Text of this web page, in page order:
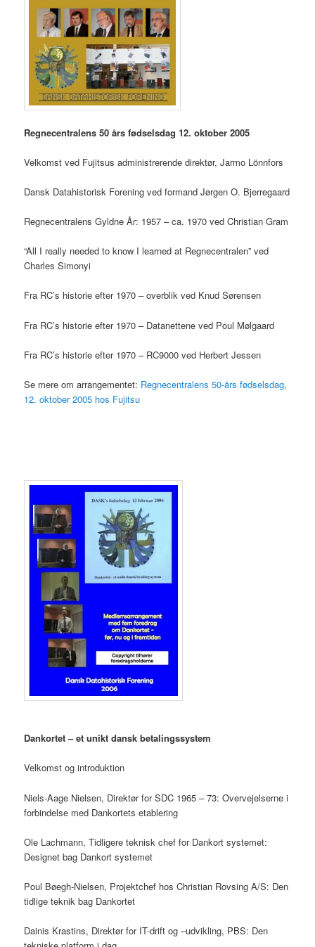
Regnecentralens 50 års fødselsdag 12. oktober 2005
Velkomst ved Fujitsus administrerende direktør, Jarmo Lönnfors
Dansk Datahistorisk Forening ved formand Jørgen O. Bjerregaard
Regnecentralens Gyldne År: 1957 – ca. 1970 ved Christian Gram
“All I really needed to know I learned at Regnecentralen” ved
Charles Simonyi
Fra RC’s historie efter 1970 – overblik ved Knud Sørensen
Fra RC’s historie efter 1970 – Datanettene ved Poul Mølgaard
Fra RC’s historie efter 1970 – RC9000 ved Herbert Jessen
Se mere om arrangementet: Regnecentralens 50-års fødselsdag,
12. oktober 2005 hos Fujitsu
Dankortet – et unikt dansk betalingssystem
Velkomst og introduktion
Niels-Aage Nielsen, Direktør for SDC 1965 – 73: Overvejelserne i
forbindelse med Dankortets etablering
Ole Lachmann, Tidligere teknisk chef for Dankort systemet:
Designet bag Dankort systemet
Poul Bøegh-Nielsen, Projektchef hos Christian Rovsing A/S: Den
tidlige teknik bag Dankortet
Dainis Krastins, Direktør for IT-drift og –udvikling, PBS: Den